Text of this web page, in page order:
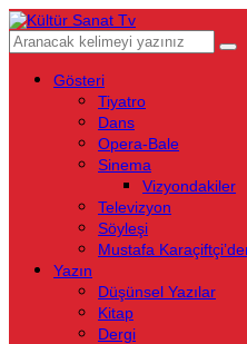
Gösteri
Tiyatro
Dans
Opera-Bale
Sinema
Vizyondakiler
Televizyon
Söyleşi
Mustafa
Yazın
Düşünsel Yazılar
Kitap
Dergi